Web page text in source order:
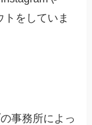
をしていま
事務所によっ